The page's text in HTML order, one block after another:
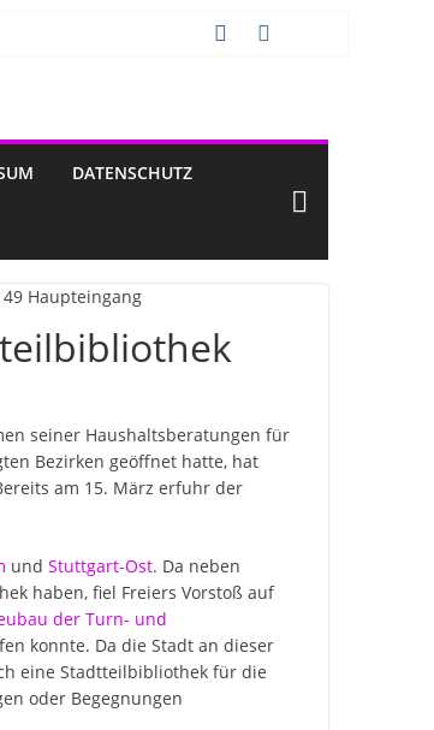
DATENSCHUTZ
seiner Haushaltsberatungen für
Bezirken geöffnet hatte, hat
am 15. März erfuhr der
undStuttgart-Ost. Da neben
haben, fiel Freiers Vorstoß auf
der Turn- und
konnte. Da die Stadt an dieser
eine Stadtteilbibliothek für die
oder Begegnungen